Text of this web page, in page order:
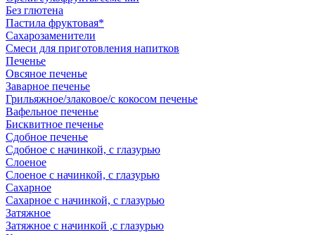
Без глютена
Пастила фруктовая*
Сахарозаменители
Смеси для приготовления напитков
Печенье
Овсяное печенье
Заварное печенье
Грильяжное/злаковое/с кокосом печенье
Вафельное печенье
Бисквитное печенье
Сдобное печенье
Сдобное с начинкой, с глазурью
Слоеное
Слоеное с начинкой, с глазурью
Сахарное
Сахарное с начинкой, с глазурью
Затяжное
Затяжное с начинкой ,с глазурью